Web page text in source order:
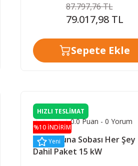
87.797,76 TL
79.017,98 TL
Sepete Ekle
HIZLI TESLİMAT
%10 İNDİRİM
Yeni
0.0 Puan - 0 Yorum
Misa Sauna Sobası Her Şey
Dahil Paket 15 kW